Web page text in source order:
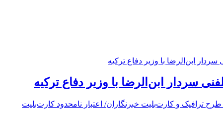
سردار ابن‌الرضا با وزیر دفاع ترکیه